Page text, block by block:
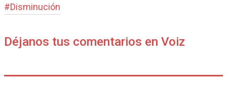
#Disminución
Déjanos tus comentarios en Voiz